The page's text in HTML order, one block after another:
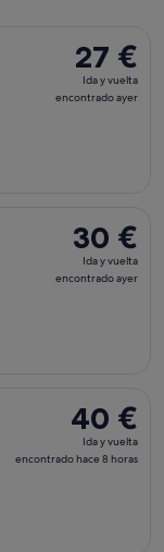
27 €
Ida
y
27 €
Ida y vuelta
encontrado ayer
30 €
Ida
y
30 €
Ida y vuelta
encontrado ayer
40 €
Ida
y
40 €
Ida y vuelta
encontrado hace 8 horas